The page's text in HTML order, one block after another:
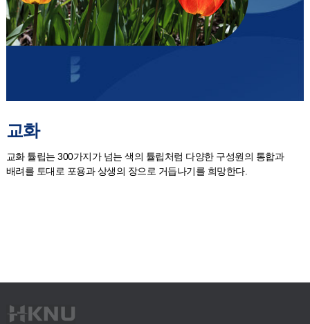
교화
교화 튤립는 300가지가 넘는 색의 튤립처럼 다양한 구성원의 통합과
배려를 토대로 포용과 상생의 장으로 거듭나기를 희망한다.